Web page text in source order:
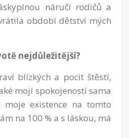
náručí rodičů a
období dětství mých
nejdůležitější?
blízkých a pocit štěstí,
mojí spokojeností sama
moje existence na tomto
na 100 % a s láskou, má